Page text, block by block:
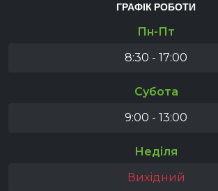
ГРАФІК РОБОТИ
Пн-Пт
8:30 - 17:00
Субота
9:00 - 13:00
Неділя
Вихідний